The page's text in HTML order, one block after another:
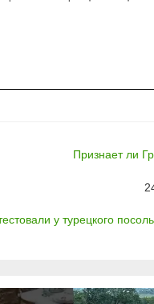
Признает ли
у турецкого